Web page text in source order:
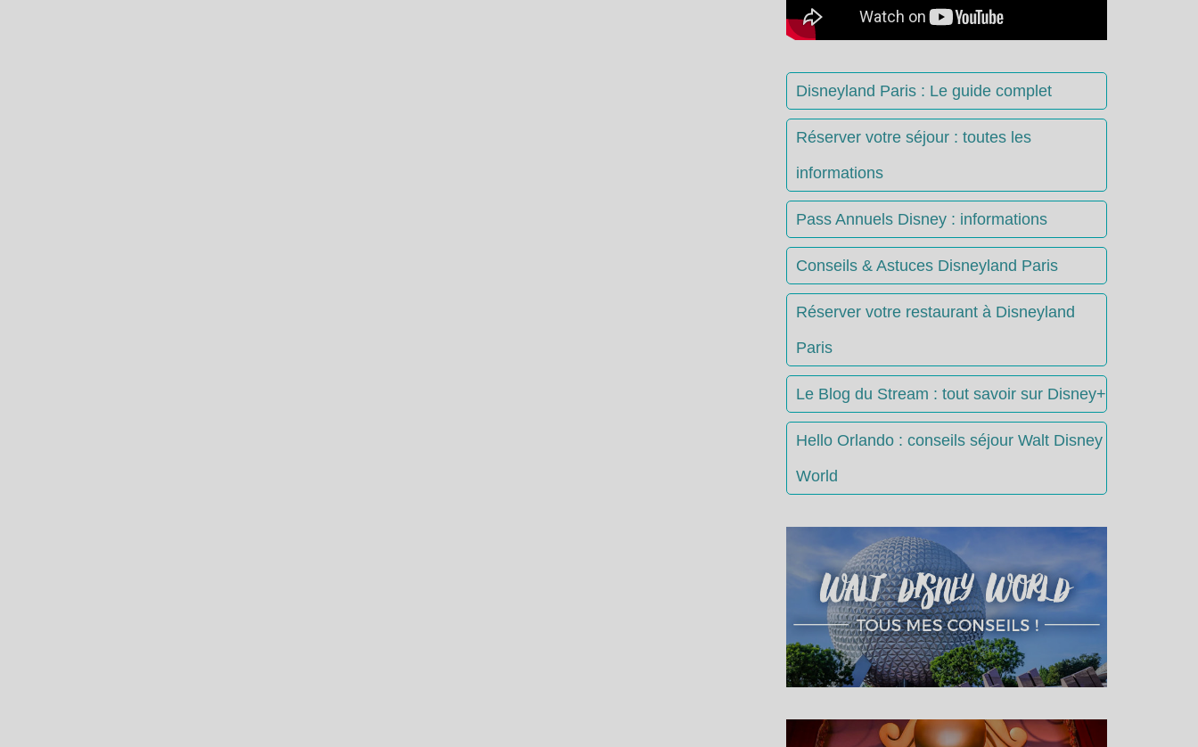
Disneyland Paris : Le guide complet
Réserver votre séjour : toutes les
informations
Pass Annuels Disney : informations
Conseils & Astuces Disneyland Paris
Réserver votre restaurant à Disneyland
Paris
Le Blog du Stream : tout savoir sur Disney+
Hello Orlando : conseils séjour Walt Disney
World